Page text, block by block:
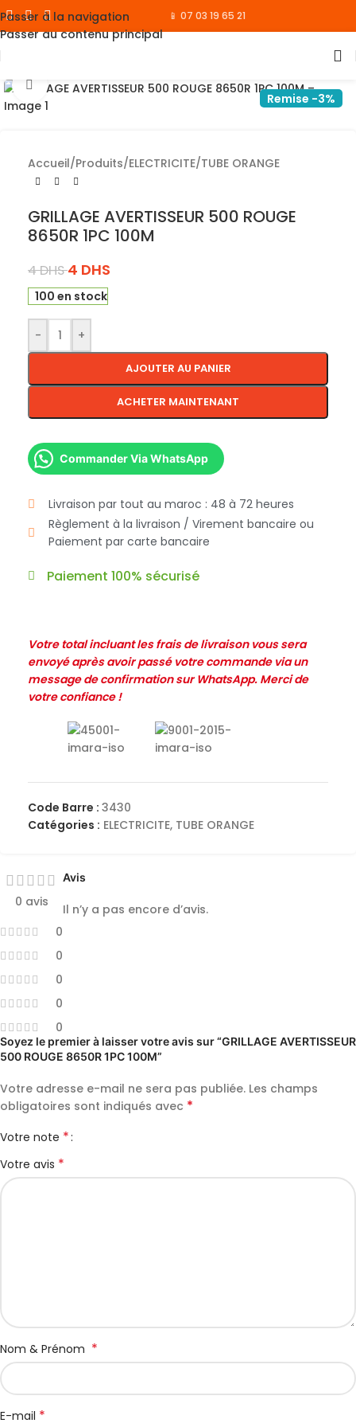
Passer à la navigation
Passer au contenu principal
📱 07 03 19 65 21
Remise -3%
Cliquez pour agrandir
Accueil/Produits/ELECTRICITE/TUBE ORANGE
GRILLAGE AVERTISSEUR 500 ROUGE
8650R 1PC 100M
4DHS 4 DHS
100 en stock
- +
AJOUTER AU PANIER
ACHETER MAINTENANT
Commander Via WhatsApp
Livraison par tout au maroc : 48 à 72 heures
Règlement à la livraison / Virement bancaire ou
Paiement par carte bancaire
Paiement 100% sécurisé
Votre total incluant les frais de livraison vous sera
envoyé après avoir passé votre commande via un
message de confirmation sur WhatsApp. Merci de
votre confiance !
Code Barre : 3430
Catégories : ELECTRICITE, TUBE ORANGE
0 avis
0
0
0
0
0
Avis
Il n’y a pas encore d’avis.
Soyez le premier à laisser votre avis sur “GRILLAGE AVERTISSEUR
500 ROUGE 8650R 1PC 100M”
Votre adresse e-mail ne sera pas publiée. Les champs
obligatoires sont indiqués avec *
Votre note *
Votre avis *
Nom & Prénom *
E-mail *